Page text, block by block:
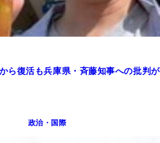
ら復活も兵庫県・斉藤知事への批判が
政治・国際